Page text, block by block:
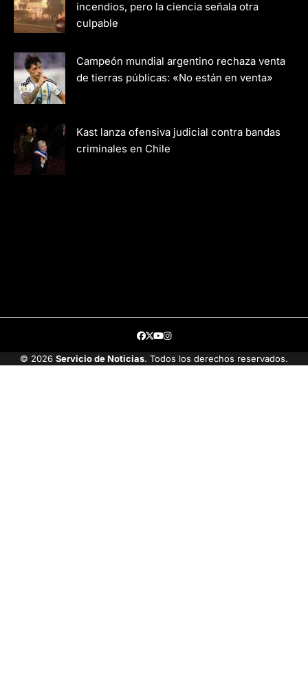
incendios, pero la ciencia señala otra
culpable
Campeón mundial argentino rechaza venta
de tierras públicas: «No están en venta»
Kast lanza ofensiva judicial contra bandas
criminales en Chile
Facebook
TwitterYoutube
Instagram
© 2026 Servicio de Noticias. Todos los derechos reservados.